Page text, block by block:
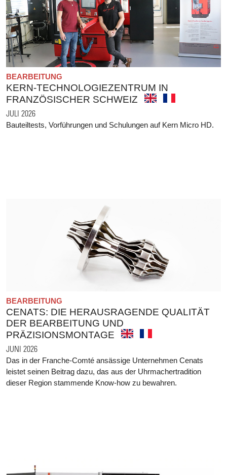
BEARBEITUNG
KERN-TECHNOLOGIEZENTRUM IN
FRANZÖSISCHER SCHWEIZ
JULI 2026
Bauteiltests, Vorführungen und Schulungen auf Kern Micro HD.
BEARBEITUNG
CENATS: DIE HERAUSRAGENDE QUALITÄT
DER BEARBEITUNG UND
PRÄZISIONSMONTAGE
JUNI 2026
Das in der Franche-Comté ansässige Unternehmen Cenats
leistet seinen Beitrag dazu, das aus der Uhrmachertradition
dieser Region stammende Know-how zu bewahren.